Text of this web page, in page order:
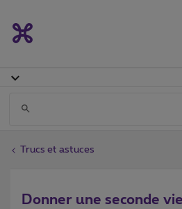
Trucs et astuces
Donner une seconde